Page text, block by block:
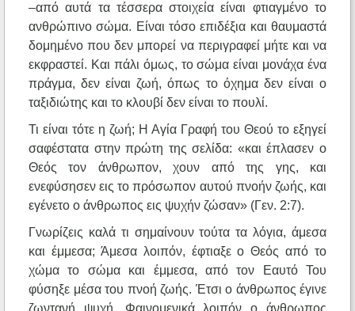
–από αυτά τα τέσσερα στοιχεία είναι φτιαγμένο το
ανθρώπινο σώμα. Είναι τόσο επιδέξια και θαυμαστά
δομημένο που δεν μπορεί να περιγραφεί μήτε και να
εκφραστεί. Και πάλι όμως, το σώμα είναι μονάχα ένα
πράγμα, δεν είναι ζωή, όπως το όχημα δεν είναι ο
ταξιδιώτης και το κλουβί δεν είναι το πουλί.
Τι είναι τότε η ζωή; Η Αγία Γραφή του Θεού το εξηγεί
σαφέστατα στην πρώτη της σελίδα: «και έπλασεν ο
Θεός τον άνθρωπον, χουν από της γης, και
ενεφύσησεν εις το πρόσωπον αυτού πνοήν ζωής, και
εγένετο ο άνθρωπος εις ψυχήν ζώσαν» (Γεν. 2:7).
Γνωρίζεις καλά τι σημαίνουν τούτα τα λόγια, άμεσα
και έμμεσα; Άμεσα λοιπόν, έφτιαξε ο Θεός από το
χώμα το σώμα και έμμεσα, από τον Εαυτό Του
φύσηξε μέσα του πνοή ζωής. Έτσι ο άνθρωπος έγινε